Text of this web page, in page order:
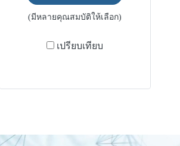
(มีหลายคุณสมบัติให้เลือก)
เปรียบเทียบ